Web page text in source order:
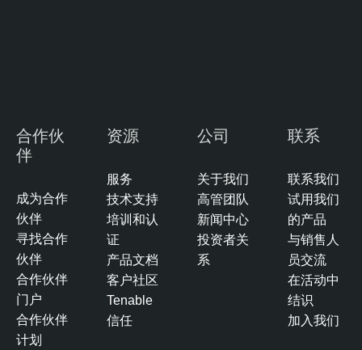
合作伙
伴
成为合作
伙伴
寻找合作
伙伴
合作伙伴
门户
合作伙伴
计划
资源
服务
技术支持
培训和认
证
产品文档
客户社区
Tenable
信任
公司
关于我们
高管团队
新闻中心
投资者关
系
联系
联系我们
试用我们
的产品
与销售人
员交流
在活动中
结识
加入我们